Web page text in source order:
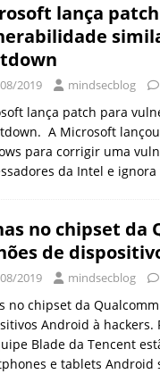
lança
2019 mindsecblog
lança patch para
A Microsoft
para corrigir uma
da Intel e
no chipset da
de
2019 mindsecblog
no chipset da
Android à hackers.
Blade da Tencent
e tablets Android